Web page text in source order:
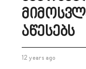
აწესებს
12 years ago